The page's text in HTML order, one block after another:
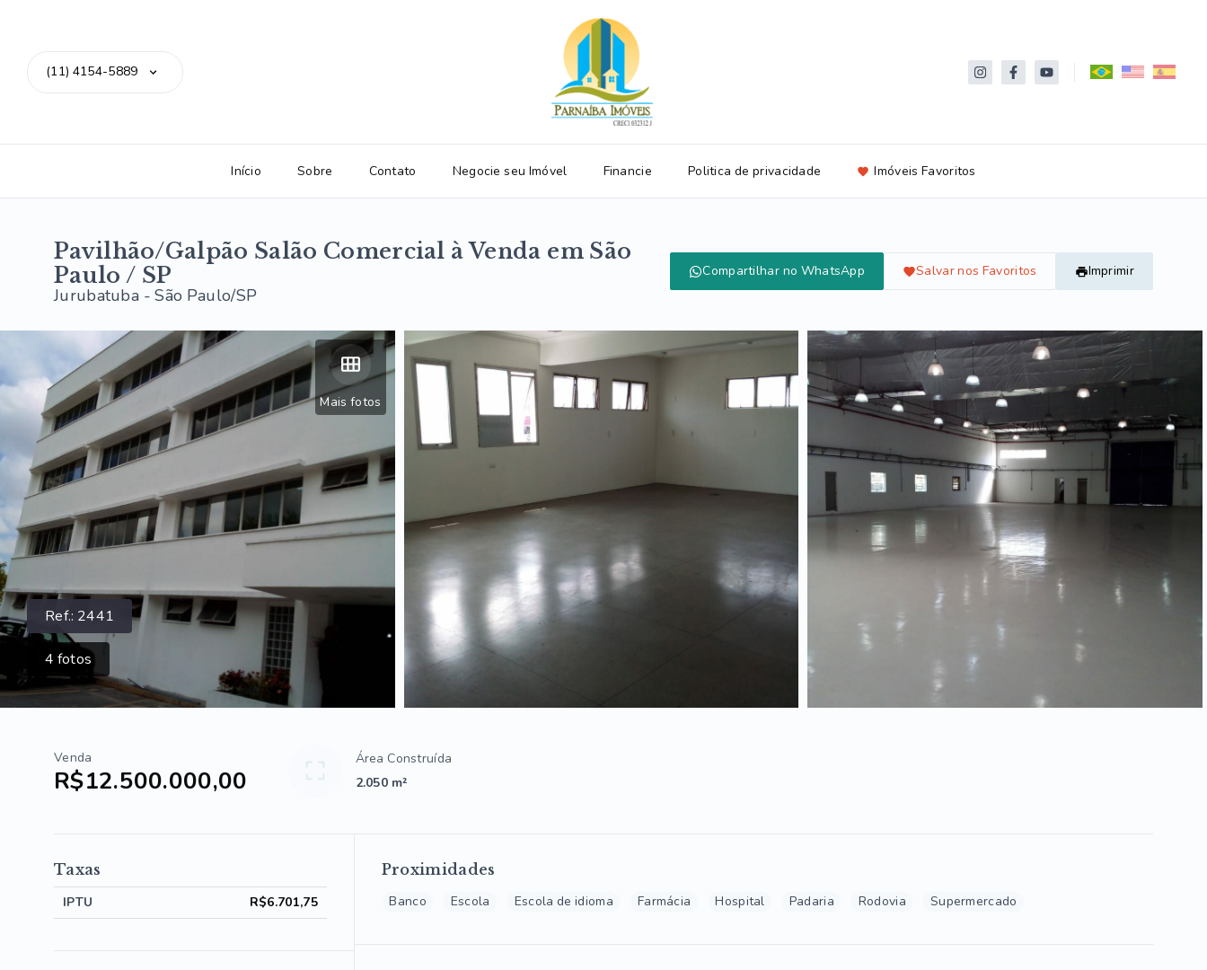
(11) 4154-5889
Início Sobre Contato Negocie seu Imóvel Financie Politica de privacidade Imóveis Favoritos
Pavilhão/Galpão Salão Comercial à Venda em São
Paulo / SP
Jurubatuba - São Paulo/SP
Compartilhar no WhatsApp Salvar nos Favoritos Imprimir
Ref.: 2441
4 fotos
Mais fotos
Venda
R$12.500.000,00
Área Construída
2.050 m²
Proximidades
Banco Escola Escola de idioma Farmácia Hospital Padaria Rodovia Supermercado
Taxas
IPTU R$6.701,75